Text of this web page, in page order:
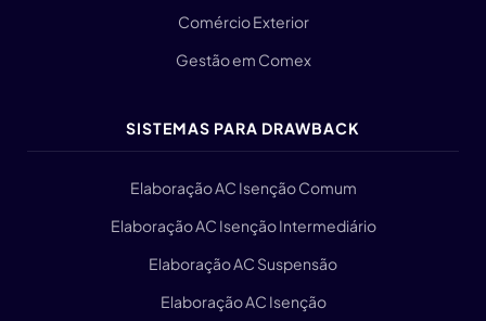
Comércio Exterior
Gestão em Comex
SISTEMAS PARA DRAWBACK
Elaboração AC Isenção Comum
Elaboração AC Isenção Intermediário
Elaboração AC Suspensão
Elaboração AC Isenção